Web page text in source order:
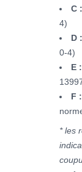
C
4)
D
0-4)
E
F
* les